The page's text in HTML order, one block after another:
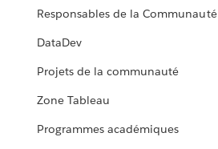
Responsables de la Communauté
DataDev
Projets de la communauté
Zone Tableau
Programmes académiques